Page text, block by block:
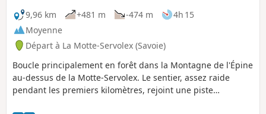
9,96 km
+481 m -474 m
4h 15
Moyenne
Départ à La Motte-Servolex (Savoie)
Boucle principalement en forêt dans la Montagne de l'Épine
au-dessus de la Motte-Servolex. Le sentier, assez raide
pendant les premiers kilomètres, rejoint une piste